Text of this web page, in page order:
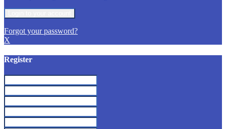
Forgot your password?
X
Register